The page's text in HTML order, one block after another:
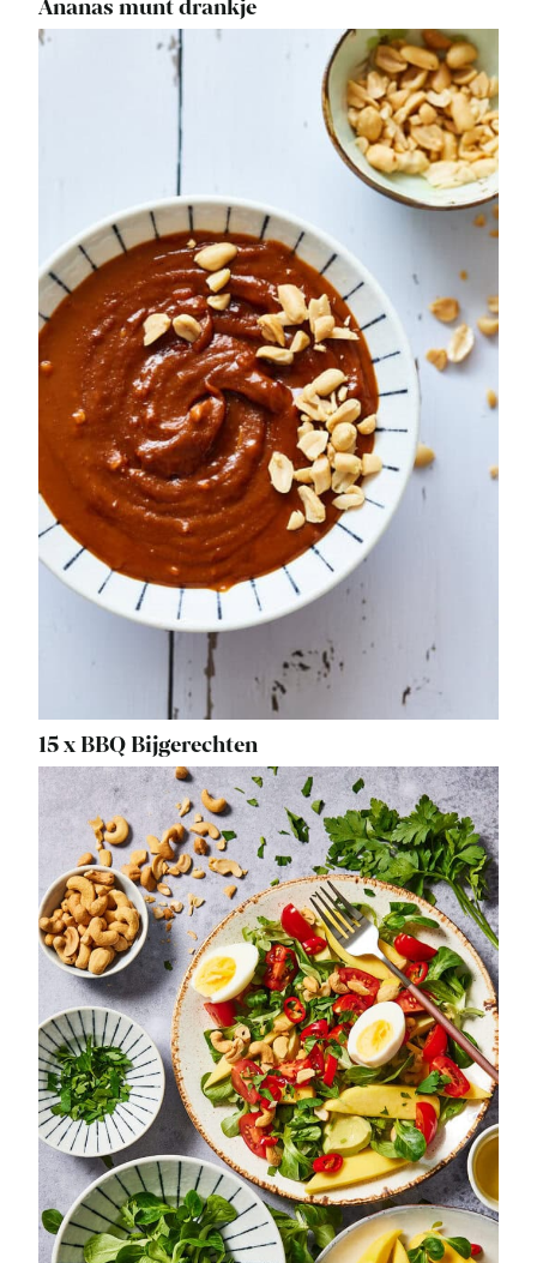
Ananas munt drankje
15 x BBQ Bijgerechten